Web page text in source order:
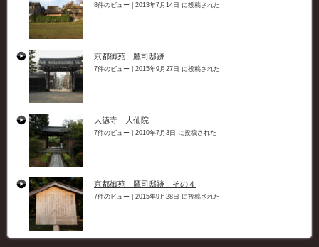
8件のビュー 2013年7月14日 に投稿された
京都御苑 鷹司邸跡
7件のビュー 2015年9月27日 に投稿された
大徳寺 大仙院
7件のビュー 2010年7月3日 に投稿された
京都御苑 鷹司邸跡 その４
7件のビュー 2015年9月28日 に投稿された